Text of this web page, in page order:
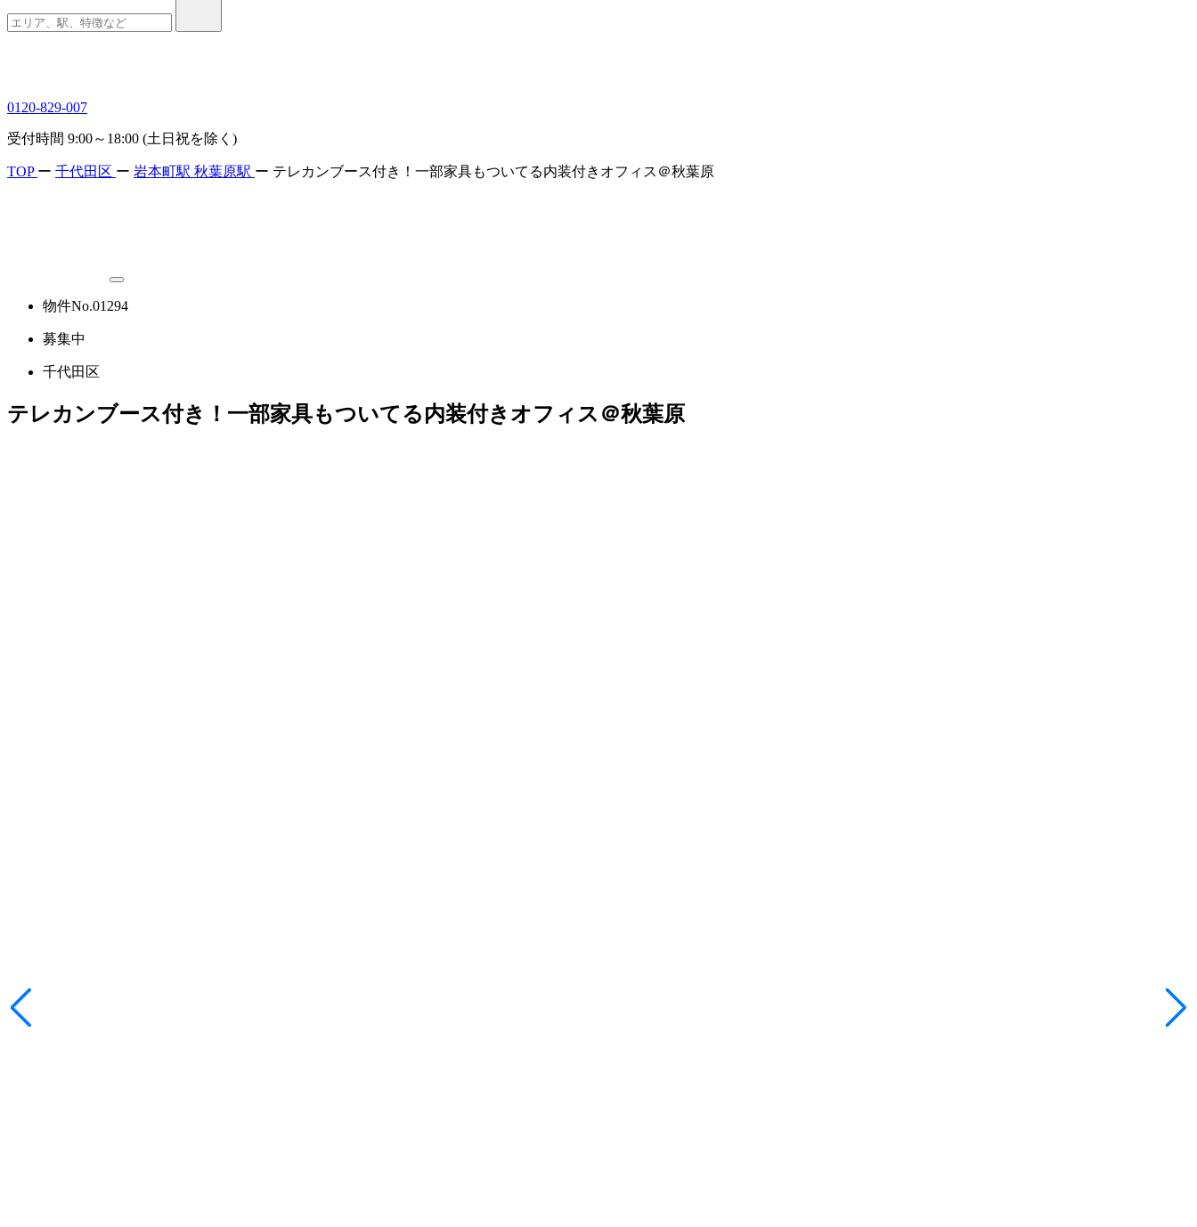
0120-829-007
受付時間 9:00～18:00 (土日祝を除く)
TOP ー 千代田区 ー 岩本町駅 秋葉原駅 ー テレカンブース付き！一部家具もついてる内装付きオフィス＠秋葉原
物件No.01294
募集中
千代田区
テレカンブース付き！一部家具もついてる内装付きオフィス＠秋葉原